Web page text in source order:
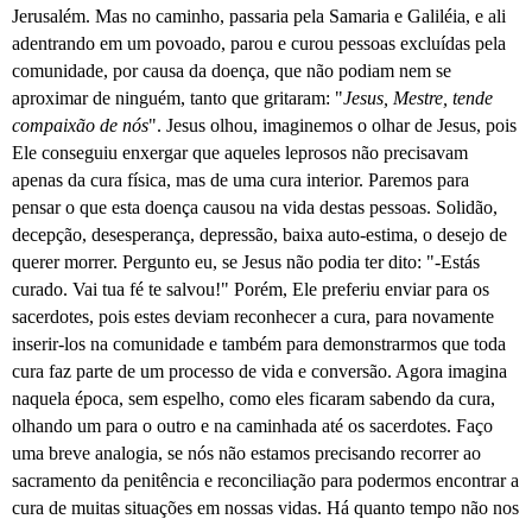
Jerusalém. Mas no caminho, passaria pela Samaria e Galiléia, e ali
adentrando em um povoado, parou e curou pessoas excluídas pela
comunidade, por causa da doença, que não podiam nem se
aproximar de ninguém, tanto que gritaram: "Jesus, Mestre, tende
compaixão de nós". Jesus olhou, imaginemos o olhar de Jesus, pois
Ele conseguiu enxergar que aqueles leprosos não precisavam
apenas da cura física, mas de uma cura interior. Paremos para
pensar o que esta doença causou na vida destas pessoas. Solidão,
decepção, desesperança, depressão, baixa auto-estima, o desejo de
querer morrer. Pergunto eu, se Jesus não podia ter dito: "-Estás
curado. Vai tua fé te salvou!" Porém, Ele preferiu enviar para os
sacerdotes, pois estes deviam reconhecer a cura, para novamente
inserir-los na comunidade e também para demonstrarmos que toda
cura faz parte de um processo de vida e conversão. Agora imagina
naquela época, sem espelho, como eles ficaram sabendo da cura,
olhando um para o outro e na caminhada até os sacerdotes. Faço
uma breve analogia, se nós não estamos precisando recorrer ao
sacramento da penitência e reconciliação para podermos encontrar a
cura de muitas situações em nossas vidas. Há quanto tempo não nos